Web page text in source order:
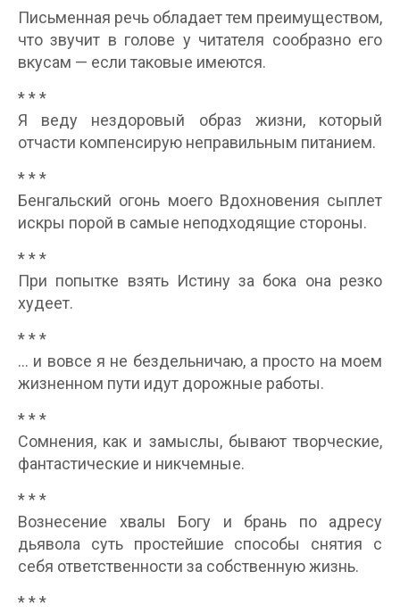
Письменная речь обладает тем преимуществом,
что звучит в голове у читателя сообразно его
вкусам — если таковые имеются.
* * *
Я веду нездоровый образ жизни, который
отчасти компенсирую неправильным питанием.
* * *
Бенгальский огонь моего Вдохновения сыплет
искры порой в самые неподходящие стороны.
* * *
При попытке взять Истину за бока она резко
худеет.
* * *
… и вовсе я не бездельничаю, а просто на моем
жизненном пути идут дорожные работы.
* * *
Сомнения, как и замыслы, бывают творческие,
фантастические и никчемные.
* * *
Вознесение хвалы Богу и брань по адресу
дьявола суть простейшие способы снятия с
себя ответственности за собственную жизнь.
* * *